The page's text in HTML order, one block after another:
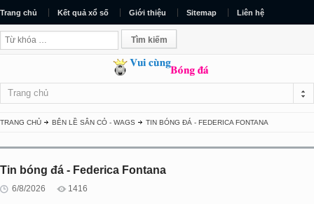
Trang chủ Kết quả xổ số Giới thiệu Sitemap Liên hệ
Trang chủ
TRANG CHỦ BÊN LỀ SÂN CỎ - WAGS TIN BÓNG ĐÁ - FEDERICA FONTANA
Tin bóng đá - Federica Fontana
6/8/2026 1416